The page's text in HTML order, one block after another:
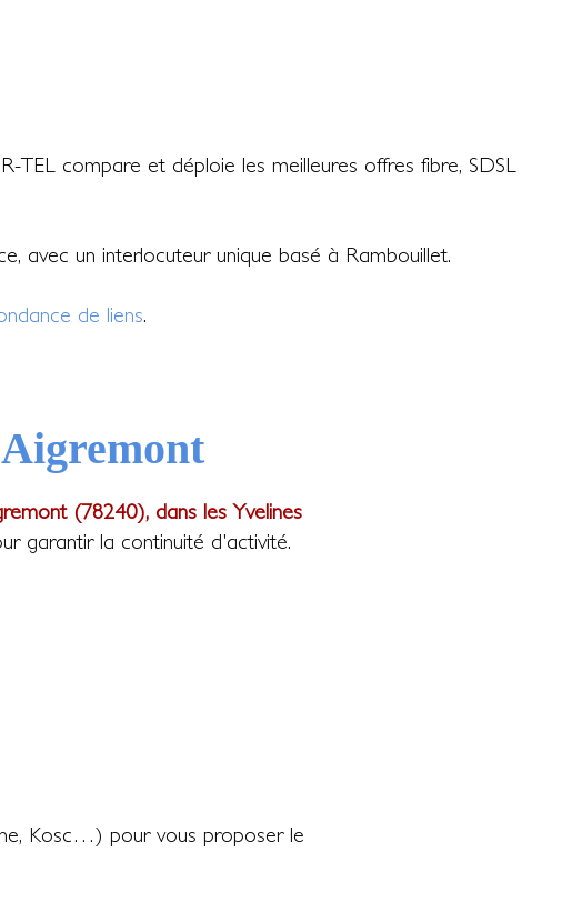
TEL compare et déploie les meilleures offres fibre, SDSL
avec un interlocuteur unique basé à Rambouillet.
de liens.
(78240), dans les Yvelines
garantir la continuité d'activité.
Kosc…) pour vous proposer le